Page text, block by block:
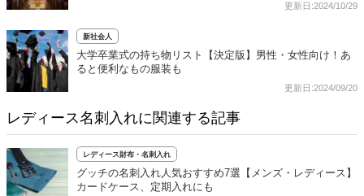
更新日:2024/10/29
新社会人
大学卒業式の持ち物リスト【決定版】男性・女性向け！あ
ると便利なもの服装も
更新日:2024/09/20
レディース名刺入れに関連する記事
レディース財布・名刺入れ
グッチの名刺入れ人気おすすめ7選【メンズ・レディース】
カードケース、定期入れにも